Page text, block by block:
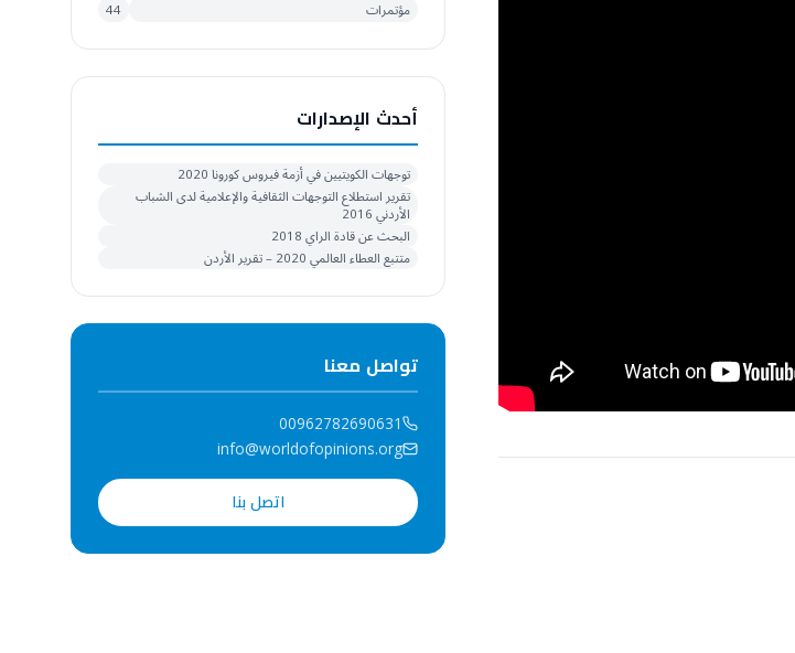
مؤتمرات
44
أحدث الإصدارات
توجهات الكويتيين في أزمة فيروس كورونا 2020
تقرير استطلاع التوجهات الثقافية والإعلامية لدى الشباب
الأردني 2016
البحث عن قادة الراي 2018
متتبع العطاء العالمي 2020 – تقرير الأردن
تواصل معنا
00962782690631
info@worldofopinions.org
اتصل بنا